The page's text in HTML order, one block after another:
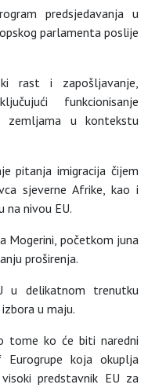
predsjedavanja u
parlamenta poslije
rast i zapošljavanje,
funkcionisanje
u kontekstu
pitanja imigracija čijem
sjeverne Afrike, kao i
na nivou EU.
Mogerini, početkom juna
proširenja.
u delikatnom trenutku
u maju.
tome ko će biti naredni
Eurogrupe koja okuplja
predstavnik EU za